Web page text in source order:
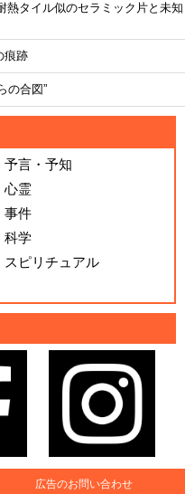
熱タイル似のセラミック片と未知
痕跡
の合図”
予言・予知
心霊
事件
科学
スピリチュアル
広告のお問い合わせ